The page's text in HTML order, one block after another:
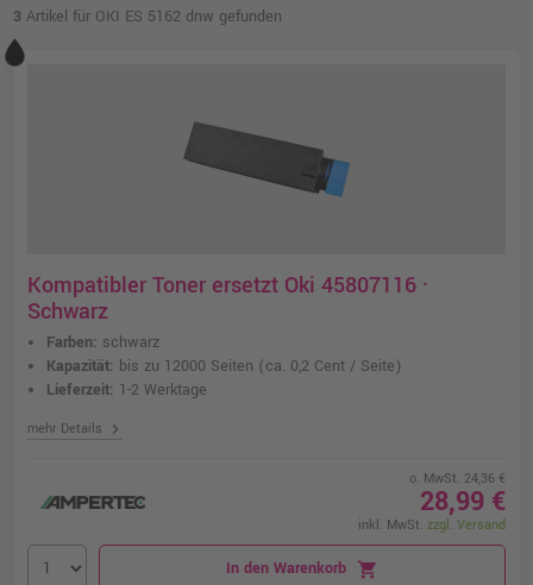
3 Artikel für OKI ES 5162 dnw gefunden
Kompatibler Toner ersetzt Oki 45807116 ·
Schwarz
Farben: schwarz
Kapazität: bis zu 12000 Seiten (ca. 0,2 Cent / Seite)
Lieferzeit: 1-2 Werktage
mehr Details chevron_right
o. MwSt. 24,36 €
28,99 €
inkl. MwSt. zzgl. Versand
In den Warenkorb shopping_cart